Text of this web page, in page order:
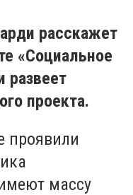
расскажет
«Социальное
развеет
проекта.
проявили
массу